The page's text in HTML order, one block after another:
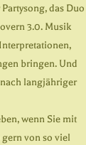
das Duo
3.0. Musik
bringen. Und
langjähriger
wenn Sie mit
von so viel